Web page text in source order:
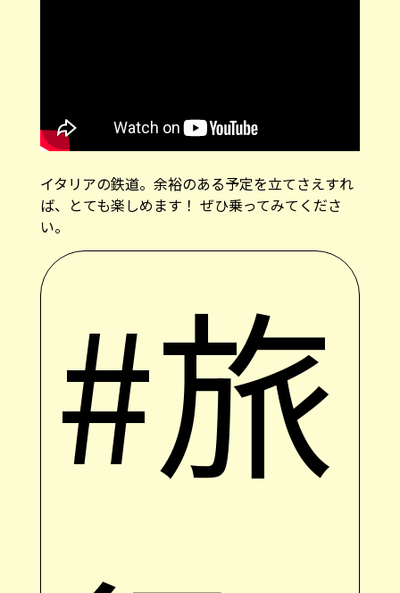
ば、とても楽しめます！ ぜひ乗ってみてくださ
い。
#旅